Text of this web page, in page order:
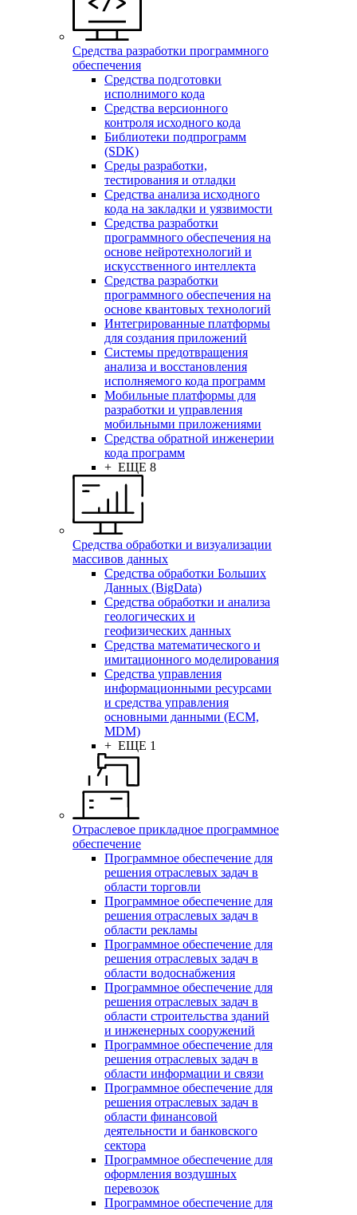
Средства разработки программного
обеспечения
Средства подготовки
исполнимого кода
Средства версионного
контроля исходного кода
Библиотеки подпрограмм
(SDK)
Среды разработки,
тестирования и отладки
Средства анализа исходного
кода на закладки и уязвимости
Средства разработки
программного обеспечения на
основе нейротехнологий и
искусственного интеллекта
Средства разработки
программного обеспечения на
основе квантовых технологий
Интегрированные платформы
для создания приложений
Системы предотвращения
анализа и восстановления
исполняемого кода программ
Мобильные платформы для
разработки и управления
мобильными приложениями
Средства обратной инженерии
кода программ
+ ЕЩЕ 8
Средства обработки и визуализации
массивов данных
Средства обработки Больших
Данных (BigData)
Средства обработки и анализа
геологических и
геофизических данных
Средства математического и
имитационного моделирования
Средства управления
информационными ресурсами
и средства управления
основными данными (ECM,
MDM)
+ ЕЩЕ 1
Отраслевое прикладное программное
обеспечение
Программное обеспечение для
решения отраслевых задач в
области торговли
Программное обеспечение для
решения отраслевых задач в
области рекламы
Программное обеспечение для
решения отраслевых задач в
области водоснабжения
Программное обеспечение для
решения отраслевых задач в
области строительства зданий
и инженерных сооружений
Программное обеспечение для
решения отраслевых задач в
области информации и связи
Программное обеспечение для
решения отраслевых задач в
области финансовой
деятельности и банковского
сектора
Программное обеспечение для
оформления воздушных
перевозок
Программное обеспечение для